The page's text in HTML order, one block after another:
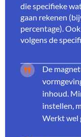
die specifieke
gaan rekenen
percentage).
volgens de
De
inhoud.
instellen,
Werkt wel